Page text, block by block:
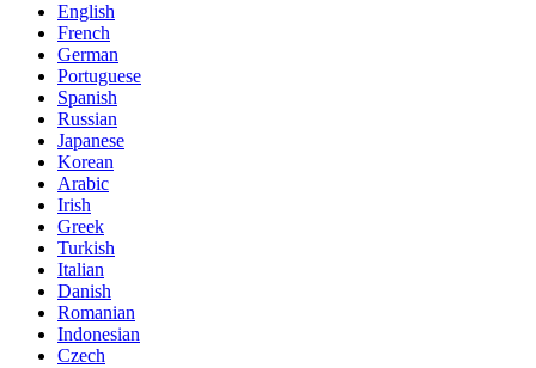
English
French
German
Portuguese
Spanish
Russian
Japanese
Korean
Arabic
Irish
Greek
Turkish
Italian
Danish
Romanian
Indonesian
Czech